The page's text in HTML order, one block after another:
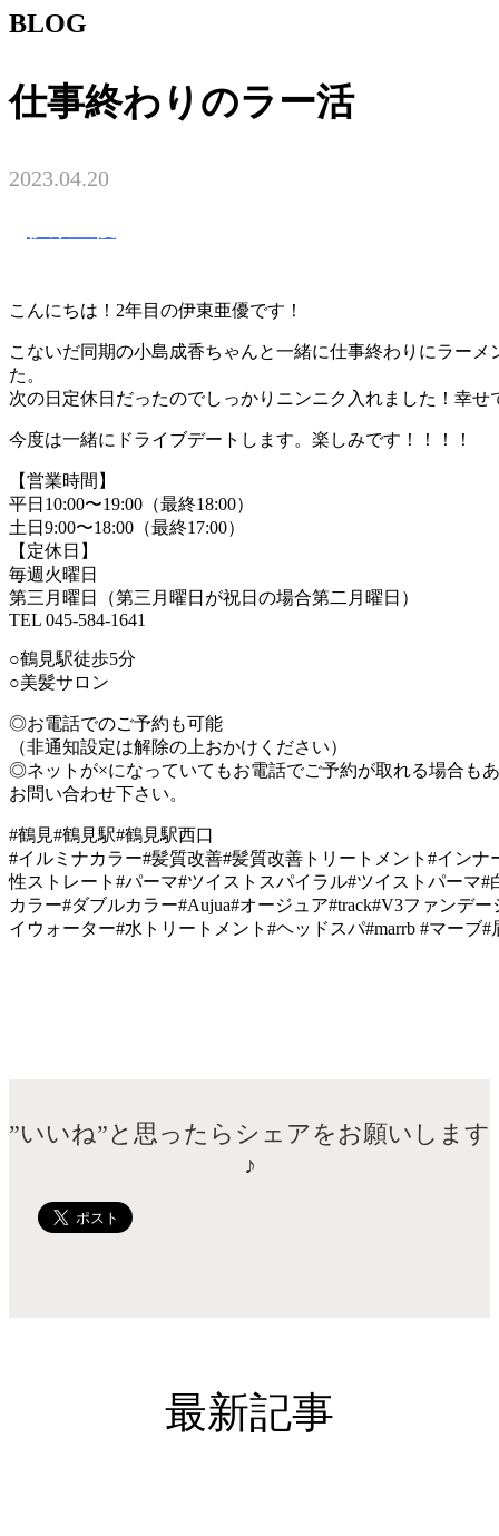
BLOG
仕事終わりのラー活
2023.04.20
こんにちは！2年目の伊東亜優です！
こないだ同期の小島成香ちゃんと一緒に仕事終わりにラーメ
た。
次の日定休日だったのでしっかりニンニク入れました！幸せ
今度は一緒にドライブデートします。楽しみです！！！！
【営業時間】
平日10:00〜19:00（最終18:00）
土日9:00〜18:00（最終17:00）
【定休日】
毎週火曜日
第三月曜日（第三月曜日が祝日の場合第二月曜日）
TEL 045-584-1641
○鶴見駅徒歩5分
○美髪サロン
◎お電話でのご予約も可能
（非通知設定は解除の上おかけください）
◎ネットが×になっていてもお電話でご予約が取れる場合も
お問い合わせ下さい。
#鶴見#鶴見駅#鶴見駅西口
#イルミナカラー#髪質改善#髪質改善トリートメント#インナ
性ストレート#パーマ#ツイストスパイラル#ツイストパーマ#
カラー#ダブルカラー#Aujua#オージュア#track#V3ファンデ
イウォーター#水トリートメント#ヘッドスパ#marrb #マーブ#
”いいね”と思ったらシェアをお願いします
♪
最新記事